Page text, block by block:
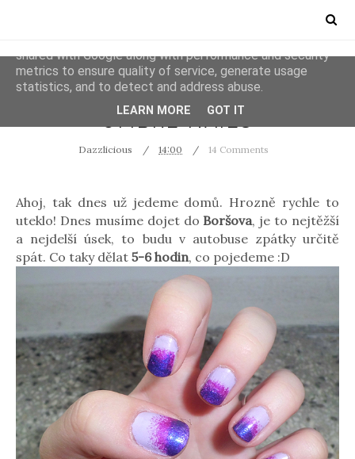
NEHTY
OMBRÉ NAILS
Dazzlicious 14:00 14 Comments
Ahoj, tak dnes už jedeme domů. Hrozně rychle to
uteklo! Dnes musíme dojet do Boršova, je to nejtěžší
a nejdelší úsek, to budu v autobuse zpátky určitě
spát. Co taky dělat 5-6 hodin, co pojedeme :D
This site uses cookies from Google to deliver its services
shared with Google along with performance and security
metrics to ensure quality of service, generate usage
statistics, and to detect and address abuse.
LEARN MORE GOT IT